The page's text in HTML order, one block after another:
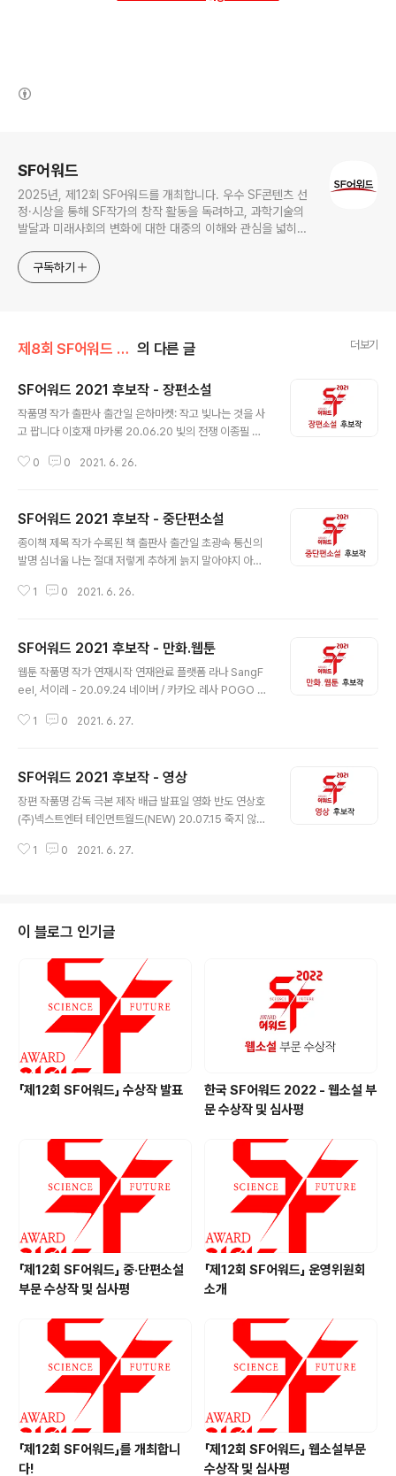
SF어워드
2025년, 제12회 SF어워드를 개최합니다. 우수 SF콘텐츠 선
정·시상을 통해 SF작가의 창작 활동을 독려하고, 과학기술의
발달과 미래사회의 변화에 대한 대중의 이해와 관심을 넓히기
로 12회를 맞이하였습니다.
구독하기
제8회 SF어워드 (2021) 의 다른 글 더보기
SF어워드 2021 후보작 - 장편소설
작품명 작가 출판사 출간일 은하마켓: 작고 빛나는 것을 사
고 팝니다 이호재 마카롱 20.06.20 빛의 전쟁 이종필 비
7.10 그들이 세상을 지배할 때 정명섭, 산호(그림) 들녘 2
모두 고양이를 봤다 전윤호 그래비티북스 20.08.12 천 개
의 파랑 천선란 허블 20.08.19 엉망진창 우주선을 타고 김
이환 블랙홀 20.08.20 파멸로부터의 생존자들 이시형 그
엔티 20.10.15 스노볼 박소영 창비 20.10.23 버려진 우
0 0 2021. 6. 26.
SF어워드 2021 후보작 - 중단편소설
종이책 제목 작가 수록된 책 출판사 출간일 초광속 통신의
발명 심너울 나는 절대 저렇게 추하게 늙지 말아야지 아작
렇게 추하게 늙지 말아야지 " " " " 한 터럭만이라도 " " " "
신의 기억은 유령 " " " " 탱크맨 " " " " 니시와세다역 B층 "
" " " 투명 러너 " " " " 스노우 정용준 시티 픽션 한겨레출판
20.06.30 고요한 미래 임현 " " " 무한의 섬 정지돈 " " "
20.07.01 x Cred/t 이경희..
1 0 2021. 6. 26.
SF어워드 2021 후보작 - 만화.웹툰
웹툰 작품명 작가 연재시작 연재완료 플랫폼 라나 SangF
eel, 서이레 - 20.09.24 네이버 / 카카오 레사 POGO 1
네이버 체크포인트 송가 / 은소 16.04.11 20.12.28 네이
버 데드라이프 후렛샤 / 임진국 18.07.15 20.09.06 네이
버 갓핑크 이상신 / 국중록 18.08.17 - 네이버 사이드킥 신
의철 18.10.15 20.11.17 네이버 하우스키퍼 채용택/유현 1
우러스 이노 19.04.18 ..
1 0 2021. 6. 27.
SF어워드 2021 후보작 - 영상
장편 작품명 감독 극본 제작 배급 발표일 영화 반도 연상호
(주)넥스트엔터 테인먼트월드(NEW) 20.07.15 죽지 않는
에이치(P1H): 새로운세계의시작 창 창, 허아름 (주)FNC스
승리호 조성희 조성희, 모칸 영화사 비단길 넷플릭스 21.0
2.05 서복 이용주 이용주 STUDIO101, 티피에스컴퍼니,
CJ엔터테인먼트 CJ엔터테인먼트 21.04.15 드라마 보건
교사 안은영 이경미 이경미, 정세랑 오보이프로젝트 넷플
릭스 20.09.25 앨리스 백수찬 김규원,강철규, 김..
1 0 2021. 6. 27.
이 블로그 인기글
「제12회 SF어워드」 수상작 발표
한국 SF어워드 2022 - 웹소설 부
문 수상작 및 심사평
「제12회 SF어워드」 중·단편소설
부문 수상작 및 심사평
「제12회 SF어워드」 운영위원회
소개
「제12회 SF어워드」를 개최합니
다!
「제12회 SF어워드」 웹소설부문
수상작 및 심사평